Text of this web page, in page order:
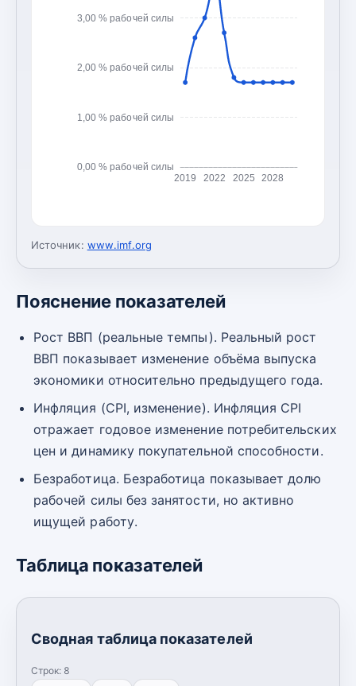
0,00 % рабочей силы
1,00 % рабочей силы
2,00 % рабочей силы
3,00 % рабочей силы
2019 2022 2025 2028
Источник: www.imf.org
Пояснение показателей
Рост ВВП (реальные темпы). Реальный рост
ВВП показывает изменение объёма выпуска
экономики относительно предыдущего года.
Инфляция (CPI, изменение). Инфляция CPI
отражает годовое изменение потребительских
цен и динамику покупательной способности.
Безработица. Безработица показывает долю
рабочей силы без занятости, но активно
ищущей работу.
Таблица показателей
Сводная таблица показателей
Строк: 8